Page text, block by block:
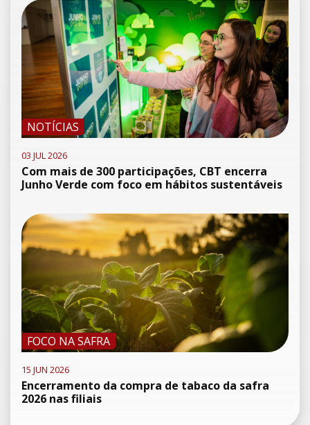
NOTÍCIAS
03 JUL 2026
Com mais de 300 participações, CBT encerra
Junho Verde com foco em hábitos sustentáveis
FOCO NA SAFRA
15 JUN 2026
Encerramento da compra de tabaco da safra
2026 nas filiais